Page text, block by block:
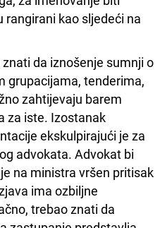
kao sljedeći na
da iznošenje sumnji o
grupacijama, tenderima,
zahtijevaju barem
za iste. Izostanak
ekskulpirajući je za
advokata. Advokat bi
na ministra vršen pritisak
ima ozbiljne
trebao znati da